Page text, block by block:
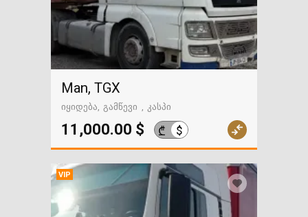
Man, TGX
იყიდება გამწევი კასპი
11,000.00 $ ₾ $
VIP